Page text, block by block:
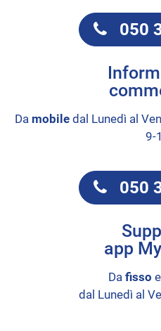
050
Da mobile dal Lunedì al
9-
050
app
Da fisso e
dal Lunedì al